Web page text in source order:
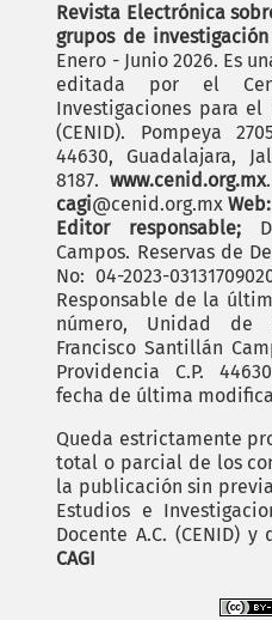
Revista Electrónica
grupos de investigación
Enero - Junio 2026. Es
editada por el
Investigaciones para el
(CENID). Pompeya
44630, Guadalajara,
8187.www.cenid.org.mx.
cagi@cenid.org.mxWeb:
Editor responsable;
Campos. Reservas de
No: 04-2023-
Responsable de la
número, Unidad de
Francisco Santillán
Providencia C.P.
fecha de última
Queda estrictamente
total o parcial de los
la publicación sin
Estudios e
Docente A.C. (CENID)
CAGI